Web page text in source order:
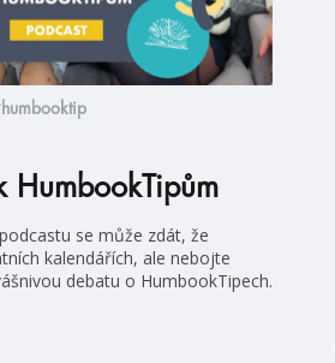
HumbookTipům
se může zdát, že
kalendářích, ale nebojte
debatu o HumbookTipech.